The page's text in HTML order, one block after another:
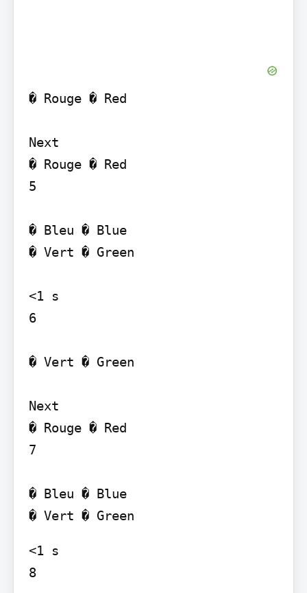
� Rouge � Red
Next
� Rouge � Red
5
� Bleu � Blue
� Vert � Green
<1 s
6
� Vert � Green
Next
� Rouge � Red
7
� Bleu � Blue
<1 s
8